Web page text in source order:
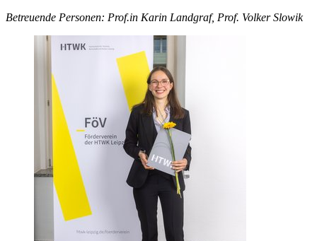
Betreuende Personen: Prof.in Karin Landgraf, Prof. Volker Slowik